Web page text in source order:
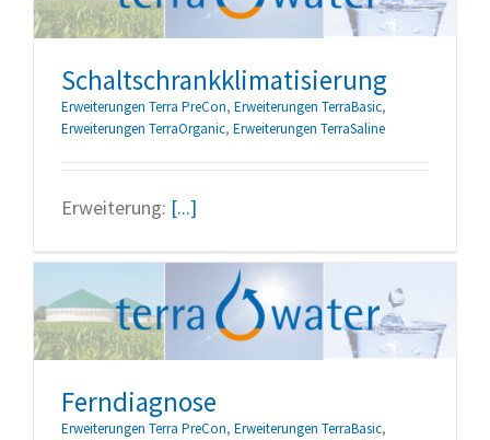
Schaltschrankklimatisierung
Erweiterungen Terra PreCon, Erweiterungen TerraBasic,
Erweiterungen TerraOrganic, Erweiterungen TerraSaline
Erweiterung: [...]
Ferndiagnose
Erweiterungen Terra PreCon, Erweiterungen TerraBasic,